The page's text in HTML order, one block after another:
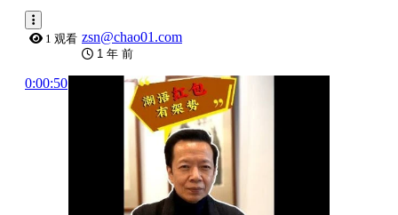
1 观看 zsn@chao01.com
1 年 前
0:00:50